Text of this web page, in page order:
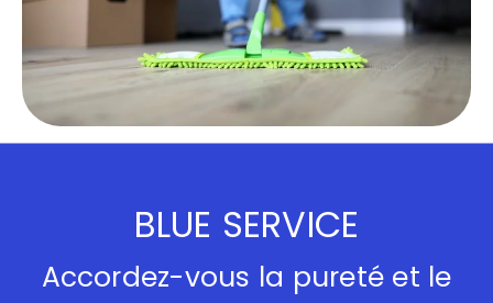
BLUE SERVICE
Accordez-vous la pureté et le